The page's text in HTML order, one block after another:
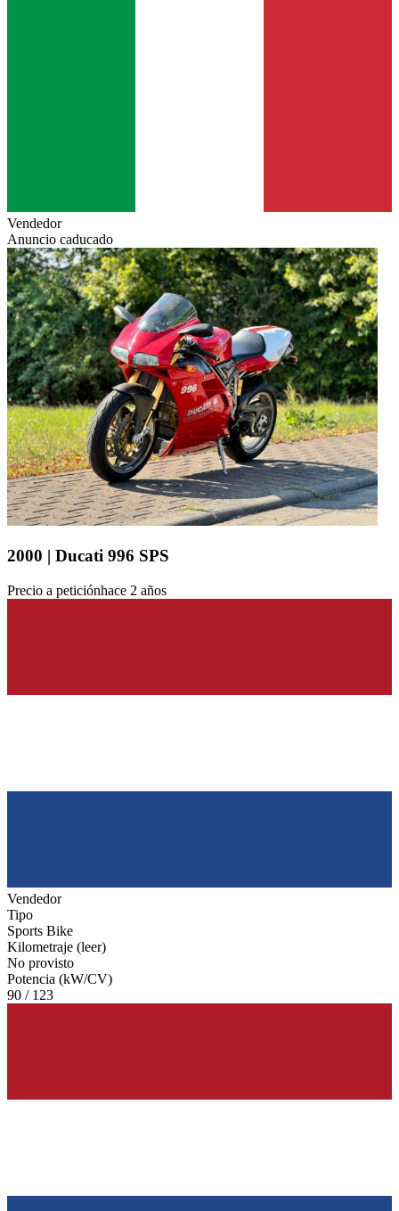
Vendedor
Anuncio caducado
2000 | Ducati 996 SPS
Precio a peticiónhace 2 años
Vendedor
Tipo
Sports Bike
Kilometraje (leer)
No provisto
Potencia (kW/CV)
90 / 123